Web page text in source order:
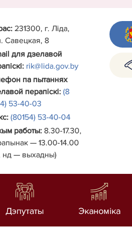
231300, г. Ліда,
Савецкая, 8
для дзелавой
rik@lida.gov.by
па пытаннях
перапіскі:(8
53-40-03
(80154) 53-40-04
работы: 8.30-17.30,
— 13.00-14.00
нд — выхадны)
Дэпутаты Эканоміка